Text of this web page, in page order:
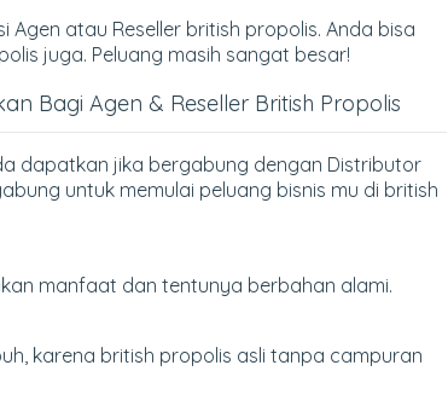
Agen atau Reseller british propolis. Anda bisa
juga. Peluang masih sangat besar!
Bagi Agen & Reseller British Propolis
dapatkan jika bergabung dengan Distributor
untuk memulai peluang bisnis mu di british
manfaat dan tentunya berbahan alami.
karena british propolis asli tanpa campuran